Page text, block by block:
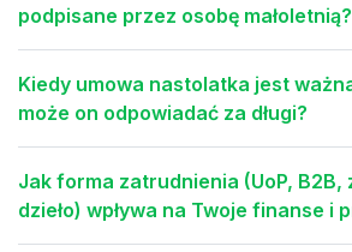
podpisane przez osobę małoletnią?
Kiedy umowa nastolatka jest
może on odpowiadać za długi?
Jak forma zatrudnienia (UoP, B2B,
dzieło) wpływa na Twoje finanse i